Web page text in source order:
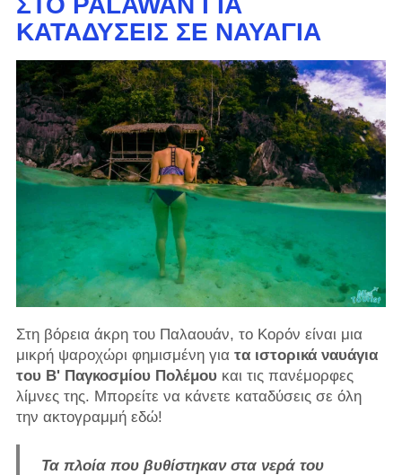
ΚΑΤΑΔΎΣΕΙΣ ΣΕ ΝΑΥΆΓΙΑ
Στη βόρεια άκρη του Παλαουάν, το Κορόν είναι μια
μικρή ψαροχώρι φημισμένη για τα ιστορικά ναυάγια
του Β' Παγκοσμίου Πολέμουκαι τις πανέμορφες
λίμνες της. Μπορείτε να κάνετε καταδύσεις σε όλη
την ακτογραμμή εδώ!
Τα πλοία που βυθίστηκαν στα νερά του